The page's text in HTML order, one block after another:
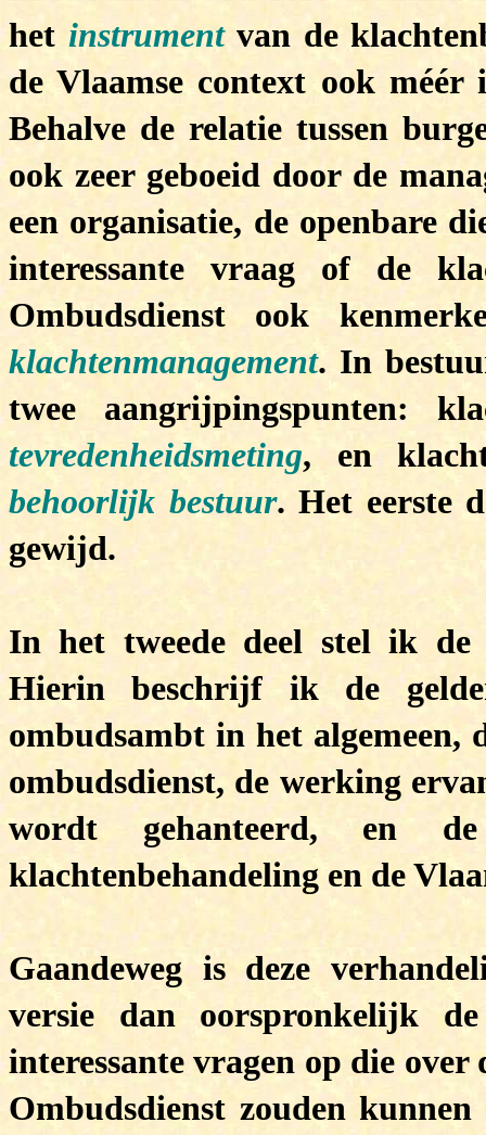
het instrumentvan de
de Vlaamse context ook méér
Behalve de relatie tussen
ook zeer geboeid door de
een organisatie, de openbare
interessante vraag of de
Ombudsdienst ook
klachtenmanagement. In
twee aangrijpingspunten:
tevredenheidsmeting, en
behoorlijk bestuur. Het eerste
gewijd.
In het tweede deel stel ik de
Hierin beschrijf ik de
ombudsambt in het algemeen,
ombudsdienst, de werking
wordt gehanteerd, en
klachtenbehandeling en de
Gaandeweg is deze
versie dan oorspronkelijk
interessante vragen op die
Ombudsdienst zouden